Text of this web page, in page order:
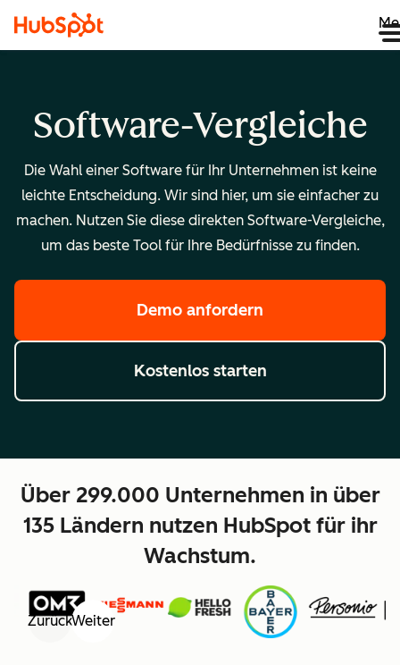
Software-Vergleiche
Die Wahl einer Software für Ihr Unternehmen ist keine
leichte Entscheidung. Wir sind hier, um sie einfacher zu
machen. Nutzen Sie diese direkten Software-Vergleiche,
um das beste Tool für Ihre Bedürfnisse zu finden.
Demo anfordern
Kostenlos starten
Über 299.000 Unternehmen in über
135 Ländern nutzen HubSpot für ihr
Wachstum.
ZurückWeiter